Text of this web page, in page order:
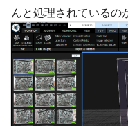
んと処理されているの